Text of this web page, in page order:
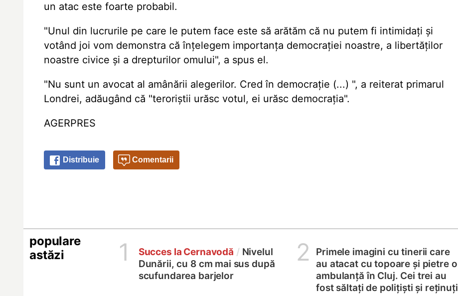
un atac este foarte probabil.
"Unul din lucrurile pe care le putem face este să arătăm că nu putem fi intimidați și
votând joi vom demonstra că înțelegem importanța democrației noastre, a libertăților
noastre civice și a drepturilor omului", a spus el.
"Nu sunt un avocat al amânării alegerilor. Cred în democrație (...) ", a reiterat primarul
Londrei, adăugând că "teroriștii urăsc votul, ei urăsc democrația".
AGERPRES
Distribuie Comentarii
populare
astăzi
1 Succes la Cernavodă / Nivelul
Dunării, cu 8 cm mai sus după
scufundarea barjelor
2
Primele imagini cu tinerii care
au atacat cu topoare și pietre o
ambulanță în Cluj. Cei trei au
fost săltați de polițiști și reținuți